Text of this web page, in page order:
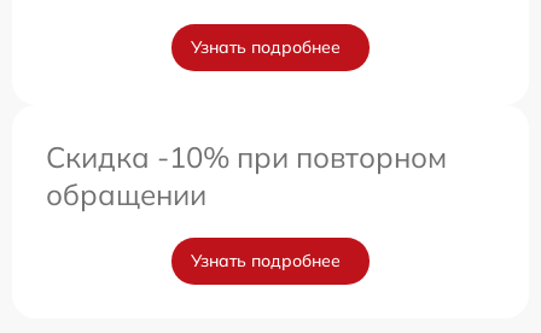
Узнать подробнее
Скидка -10% при повторном
обращении
Узнать подробнее